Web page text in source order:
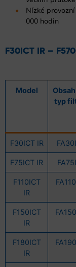
Nízké
000 hodin
F30ICT IR –
Model
typ
F30ICT IR
F75ICT IR
F110ICT
IR
F150ICT
IR
F180ICT
IR